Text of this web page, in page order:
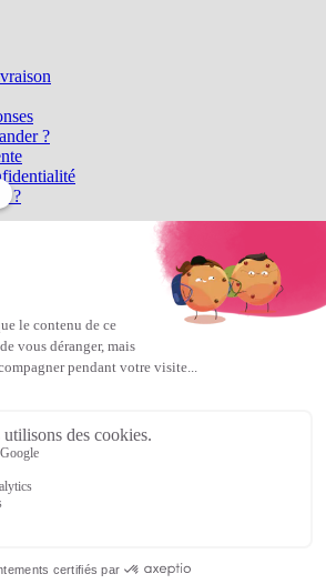
?
?
bijoux
les perles
Preciosa, les perles Miyuki perles et
Filled, perles de rocaille Preciosa
Voir le panier